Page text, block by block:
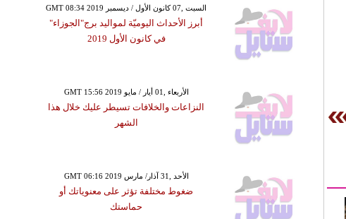
GMT 08:34 2019 السبت ,07 كانون الأول / ديسمبر
أبرز الأحداث اليوميّة لمواليد برج"الجوزاء"
في كانون الأول 2019
GMT 15:56 2019 الأربعاء ,01 أيار / مايو
النزاعات والخلافات تسيطر عليك خلال هذا
الشهر
GMT 06:16 2019 الأحد ,31 آذار/ مارس
ضغوط مختلفة تؤثر على معنوياتك أو
حماستك